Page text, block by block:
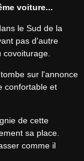
voiture...
le Sud de la
pas d'autre
sur l'annonce
confortable et
de cette
sa place.
comme il